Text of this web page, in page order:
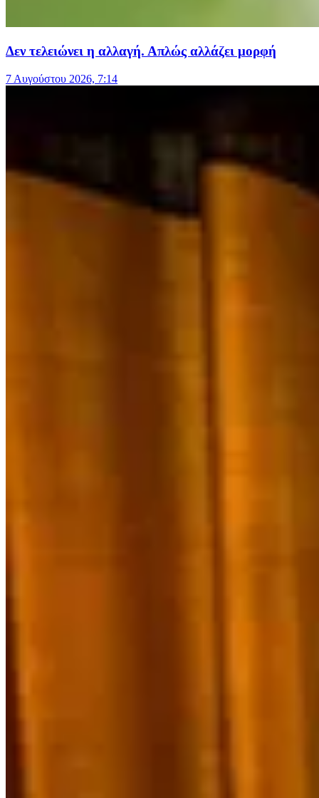
Δεν τελειώνει η αλλαγή. Απλώς αλλάζει μορφή
7 Αυγούστου 2026, 7:14